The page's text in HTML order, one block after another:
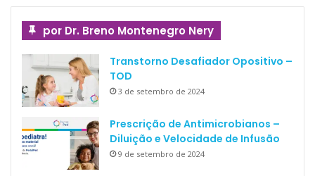
por Dr. Breno Montenegro Nery
Transtorno Desafiador Opositivo –
TOD
3 de setembro de 2024
Prescrição de Antimicrobianos –
Diluição e Velocidade de Infusão
9 de setembro de 2024